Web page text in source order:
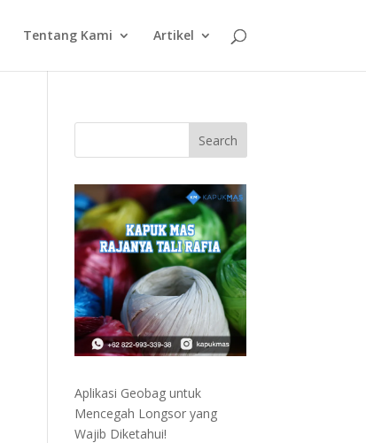
Tentang Kami Artikel
Aplikasi Geobag untuk
Mencegah Longsor yang
Wajib Diketahui!